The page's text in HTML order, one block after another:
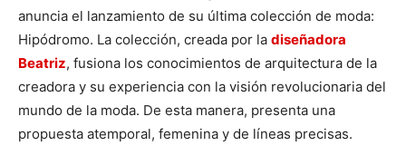
anuncia el lanzamiento de su última colección de moda:
Hipódromo. La colección, creada por la diseñadora
Beatriz, fusiona los conocimientos de arquitectura de la
creadora y su experiencia con la visión revolucionaria del
mundo de la moda. De esta manera, presenta una
propuesta atemporal, femenina y de líneas precisas.